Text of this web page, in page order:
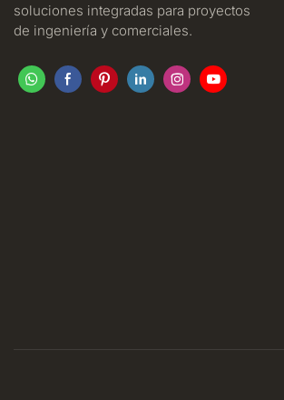
soluciones integradas para proyectos
de ingeniería y comerciales.